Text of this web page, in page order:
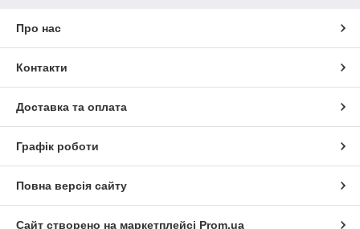
Про нас
Контакти
Доставка та оплата
Графік роботи
Повна версія сайту
Сайт створено на маркетплейсі Prom.ua